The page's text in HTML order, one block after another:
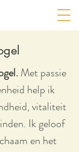
Met passie
help ik
vitaliteit
Ik geloof
en het